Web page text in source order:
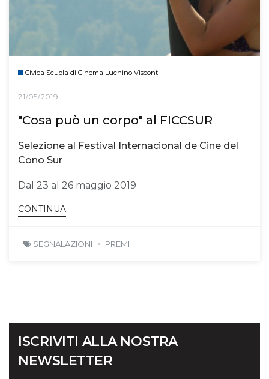
Civica Scuola di Cinema Luchino Visconti
21/05/2019
"Cosa può un corpo" al FICCSUR
Selezione al Festival Internacional de Cine del
Cono Sur
Dal 23 al 26 maggio 2019
CONTINUA
SEGNALAZIONI PREMI
ISCRIVITI ALLA NOSTRA
NEWSLETTER